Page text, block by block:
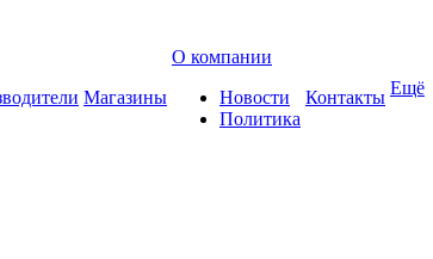
Магазины
О компании
Новости
Политика
Контакты Ещё